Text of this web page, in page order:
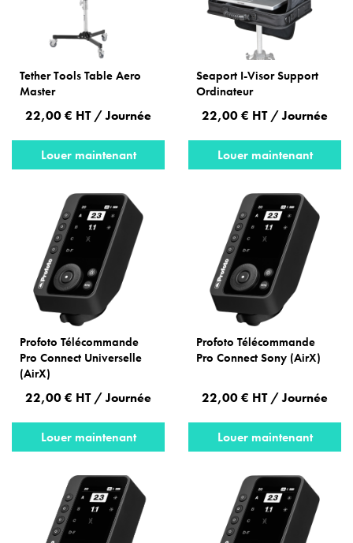
Tether Tools Table Aero
Master
22,00 € HT / Journée
Louer maintenant
Seaport I-Visor Support
Ordinateur
22,00 € HT / Journée
Louer maintenant
Profoto Télécommande
Pro Connect Universelle
(AirX)
22,00 € HT / Journée
Louer maintenant
Profoto Télécommande
Pro Connect Sony (AirX)
22,00 € HT / Journée
Louer maintenant